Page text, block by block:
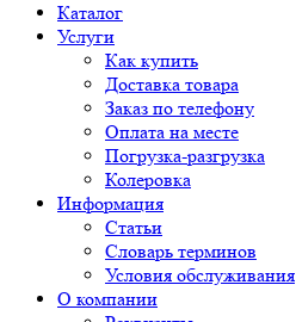
Каталог
Услуги
Как купить
Доставка товара
Заказ по телефону
Оплата на месте
Погрузка-разгрузка
Колеровка
Информация
Статьи
Словарь терминов
Условия обслуживания
О компании